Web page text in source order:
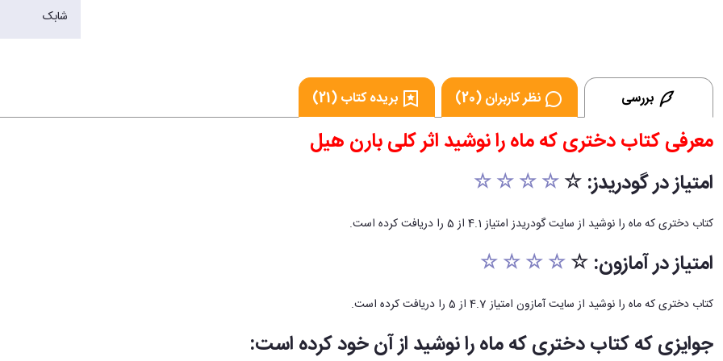
شابک
بررسی نظر کاربران (20) بریده کتاب (21)
معرفی کتاب دختری که ماه را نوشید اثر کلی بارن هیل
امتیاز در گودریدز: ☆☆ ☆ ☆ ☆
کتاب دختری که ماه را نوشید از سایت گودریدز امتیاز 4.1 از 5 را دریافت کرده است.
امتیاز در آمازون: ☆☆ ☆ ☆ ☆
کتاب دختری که ماه را نوشید از سایت آمازون امتیاز 4.7 از 5 را دریافت کرده است.
جوایزی که کتاب دختری که ماه را نوشید از آن خود کرده است: